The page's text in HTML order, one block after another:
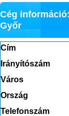
Cég
Győr
Cím
Irányítószám
Város
Ország
Telefonszám